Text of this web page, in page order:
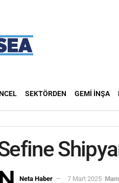
SEKTÖRDEN GEMI İNŞA
Neta Haber 7 Mart 2025